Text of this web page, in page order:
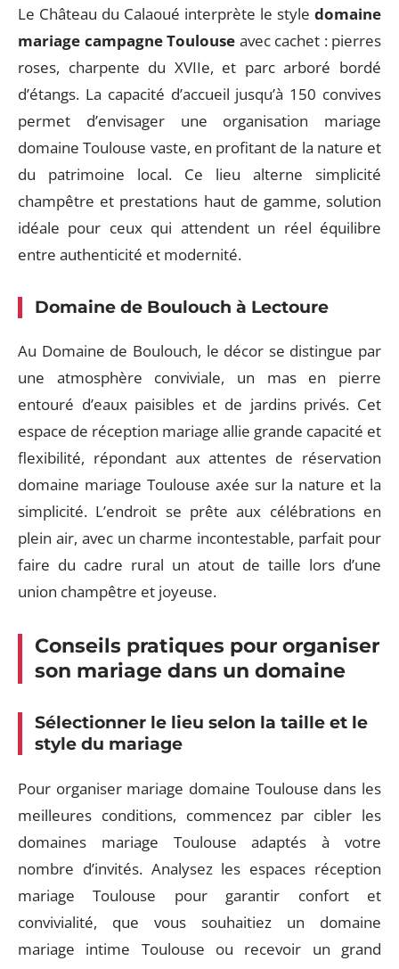
Le Château du Calaoué interprète le style domaine
mariage campagne Toulouse avec cachet : pierres
roses, charpente du XVIIe, et parc arboré bordé
d’étangs. La capacité d’accueil jusqu’à 150 convives
permet d’envisager une organisation mariage
domaine Toulouse vaste, en profitant de la nature et
du patrimoine local. Ce lieu alterne simplicité
champêtre et prestations haut de gamme, solution
idéale pour ceux qui attendent un réel équilibre
entre authenticité et modernité.
Domaine de Boulouch à Lectoure
Au Domaine de Boulouch, le décor se distingue par
une atmosphère conviviale, un mas en pierre
entouré d’eaux paisibles et de jardins privés. Cet
espace de réception mariage allie grande capacité et
flexibilité, répondant aux attentes de réservation
domaine mariage Toulouse axée sur la nature et la
simplicité. L’endroit se prête aux célébrations en
plein air, avec un charme incontestable, parfait pour
faire du cadre rural un atout de taille lors d’une
union champêtre et joyeuse.
Conseils pratiques pour organiser
son mariage dans un domaine
Sélectionner le lieu selon la taille et le
style du mariage
Pour organiser mariage domaine Toulouse dans les
meilleures conditions, commencez par cibler les
domaines mariage Toulouse adaptés à votre
nombre d’invités. Analysez les espaces réception
mariage Toulouse pour garantir confort et
convivialité, que vous souhaitiez un domaine
mariage intime Toulouse ou recevoir un grand